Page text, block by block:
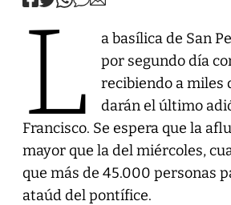
L
a basílica de San
por segundo día
recibiendo a miles
darán el último
Francisco. Se espera que la
mayor que la del miércoles,
que más de 45.000 personas
ataúd del pontífice.